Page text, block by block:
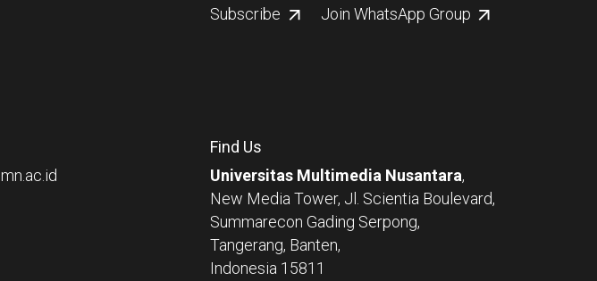
Subscribe Join WhatsApp Group
Find Us
Universitas Multimedia Nusantara,
New Media Tower, Jl. Scientia Boulevard,
Summarecon Gading Serpong,
Tangerang, Banten,
Indonesia 15811